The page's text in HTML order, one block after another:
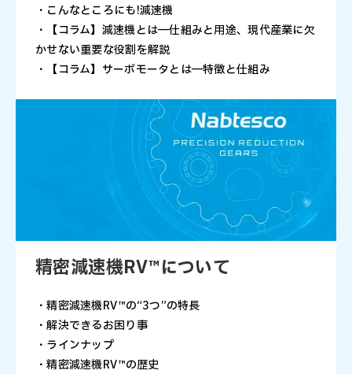
・こんなところにも!減速機
・【コラム】減速機とは―仕組みと用途、現代産業に欠
かせない重要な役割を解説
・【コラム】サーボモータとは―特徴と仕組み
精密減速機RV™について
・精密減速機RV™の“3つ”の特長
・解決できるお困り事
・ラインナップ
・精密減速機RV™の歴史